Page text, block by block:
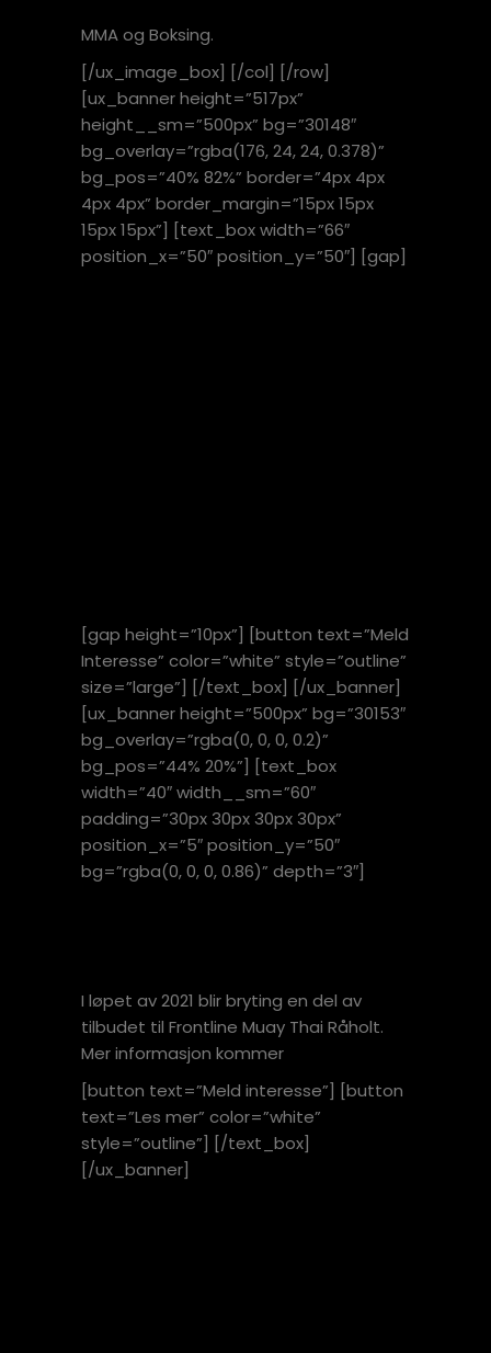
MMA og Boksing.
[/ux_image_box] [/col] [/row]
[ux_banner height=”517px”
height__sm=”500px” bg=”30148″
bg_overlay=”rgba(176, 24, 24, 0.378)”
bg_pos=”40% 82%” border=”4px 4px
4px 4px” border_margin=”15px 15px
15px 15px”] [text_box width=”66″
position_x=”50″ position_y=”50″] [gap]
[gap height=”10px”] [button text=”Meld
Interesse” color=”white” style=”outline”
size=”large”] [/text_box] [/ux_banner]
[ux_banner height=”500px” bg=”30153″
bg_overlay=”rgba(0, 0, 0, 0.2)”
bg_pos=”44% 20%”] [text_box
width=”40″ width__sm=”60″
padding=”30px 30px 30px 30px”
position_x=”5″ position_y=”50″
bg=”rgba(0, 0, 0, 0.86)” depth=”3″]
I løpet av 2021 blir bryting en del av
tilbudet til Frontline Muay Thai Råholt.
Mer informasjon kommer
[button text=”Meld interesse”] [button
text=”Les mer” color=”white”
style=”outline”] [/text_box]
[/ux_banner]